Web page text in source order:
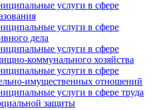
услуги в сфере
услуги в сфере
дела
услуги в сфере
коммунального хозяйства
услуги в сфере
имущественных отношений
услуги в сфере труда
защиты